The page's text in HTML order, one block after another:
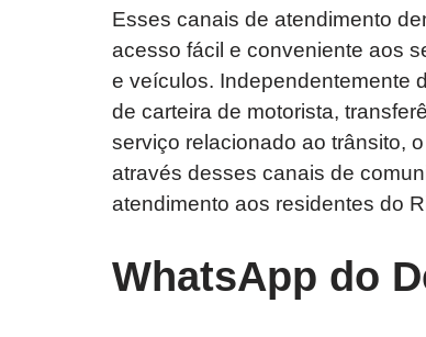
Esses canais de atendimento
acesso fácil e conveniente aos
e veículos. Independentemente
de carteira de motorista,
serviço relacionado ao trânsito,
através desses canais de
atendimento aos residentes do
WhatsApp do